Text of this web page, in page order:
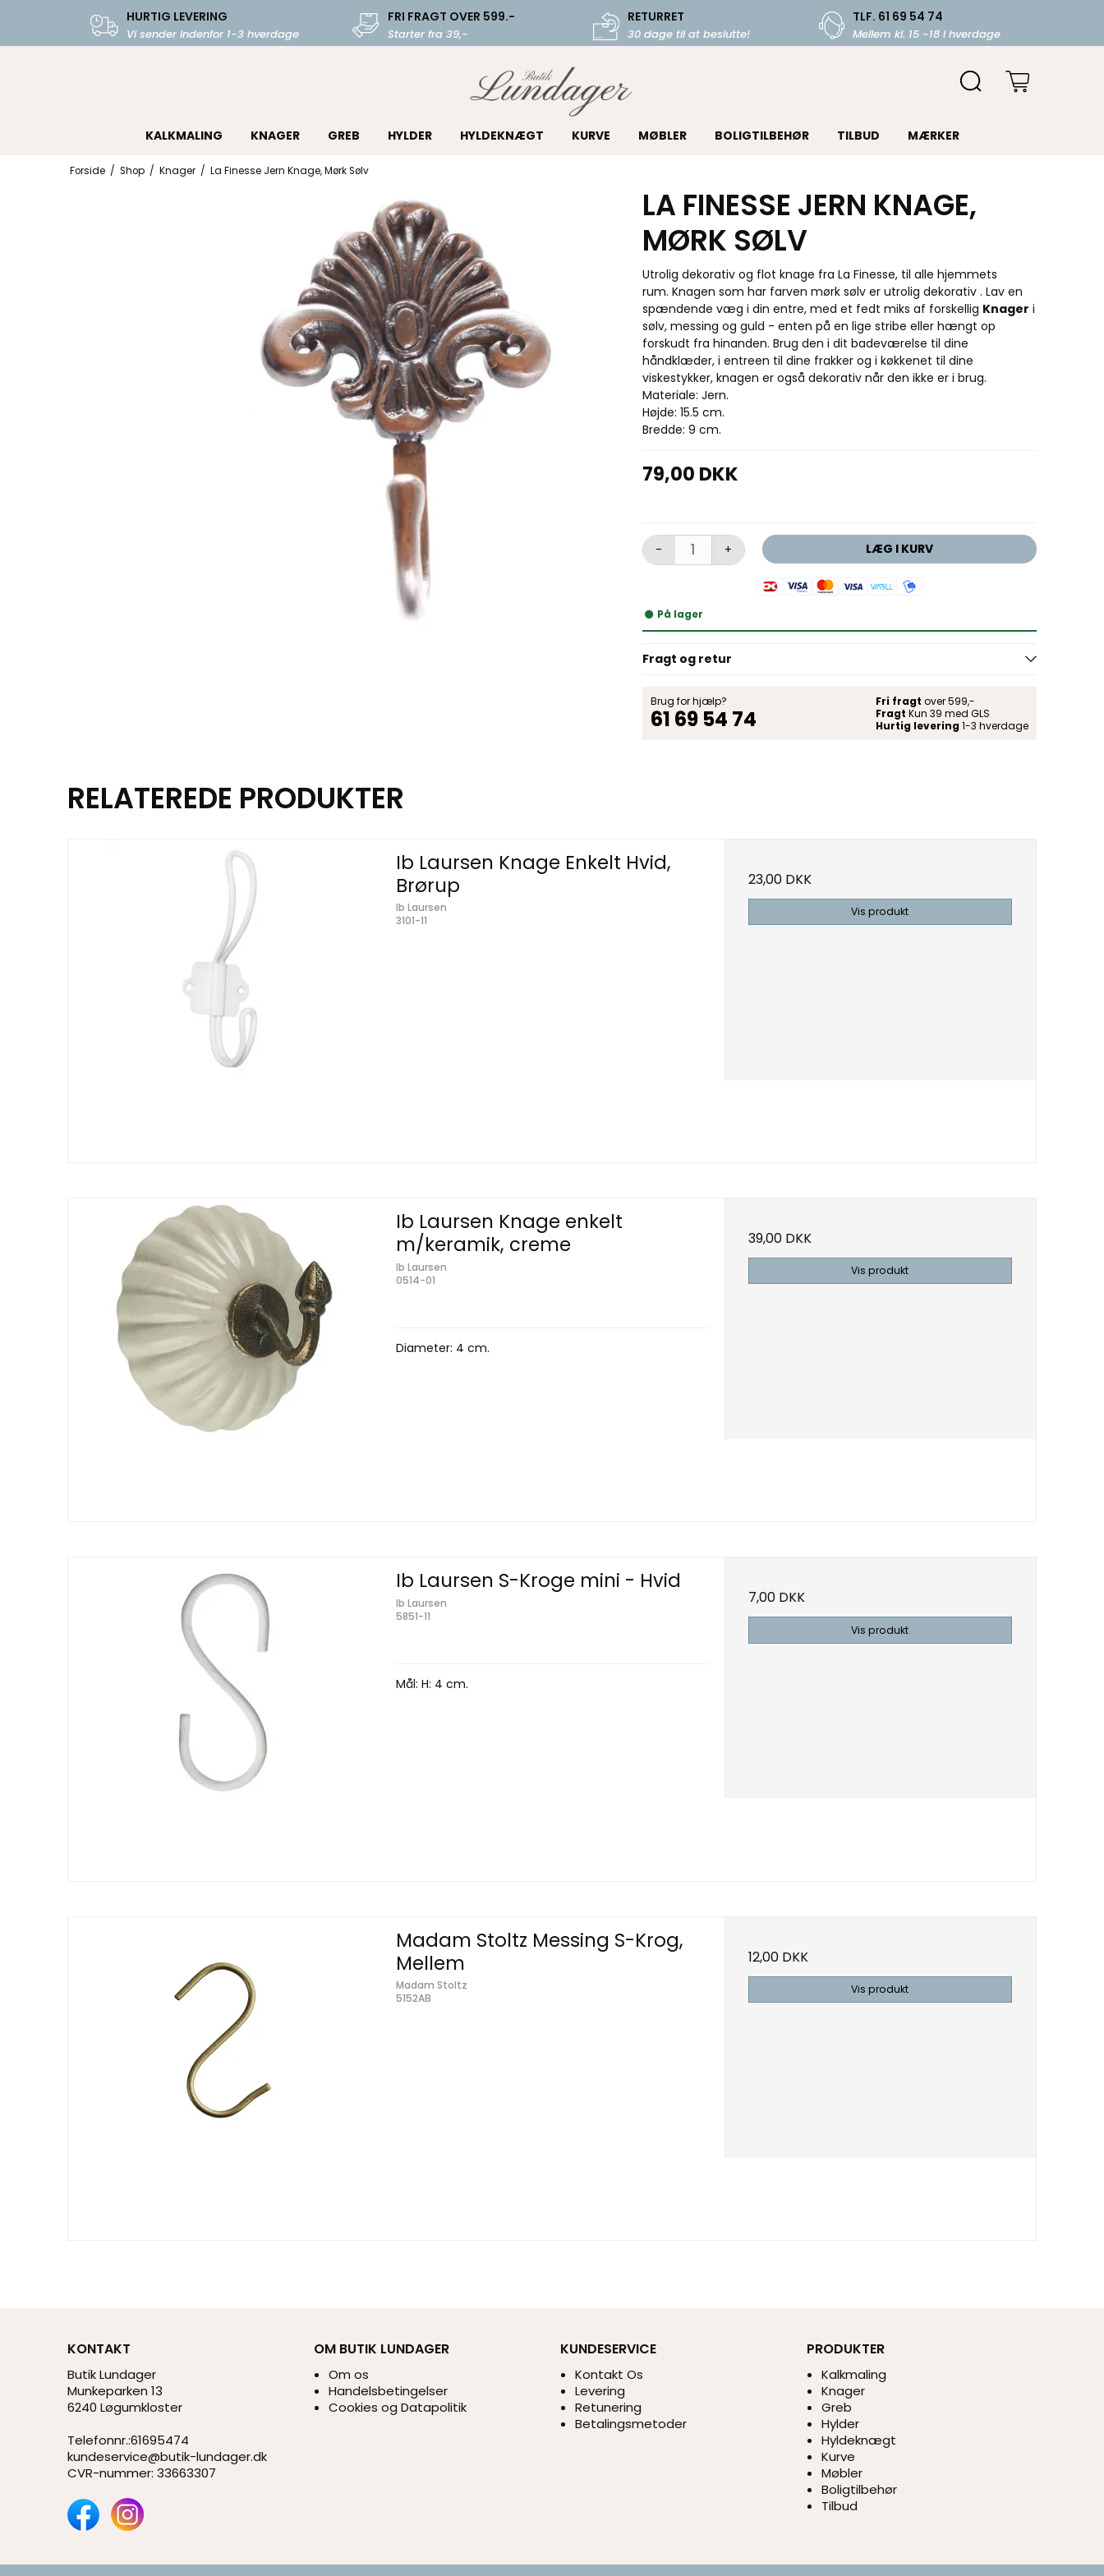
HURTIG LEVERING
Vi sender indenfor 1-3 hverdage
FRI FRAGT OVER 599.-
Starter fra 39,-
RETURRET
30 dage til at beslutte!
TLF. 61 69 54 74
Mellem kl. 15 -18 i hverdage
KALKMALING KNAGER GREB HYLDER HYLDEKNÆGT KURVE MØBLER BOLIGTILBEHØR TILBUD MÆRKER
Forside / Shop / Knager / La Finesse Jern Knage, Mørk Sølv
LA FINESSE JERN KNAGE,
MØRK SØLV
Utrolig dekorativ og flot knage fra La Finesse, til alle hjemmets
rum. Knagen som har farven mørk sølv er utrolig dekorativ . Lav en
spændende væg i din entre, med et fedt miks af forskellig Knager i
sølv, messing og guld - enten på en lige stribe eller hængt op
forskudt fra hinanden. Brug den i dit badeværelse til dine
håndklæder, i entreen til dine frakker og i køkkenet til dine
viskestykker, knagen er også dekorativ når den ikke er i brug.
Materiale: Jern.
Højde: 15.5 cm.
Bredde: 9 cm.
79,00 DKK
- + LÆG I KURV
På lager
Fragt og retur
Brug for hjælp?
61 69 54 74
Fri fragt over 599,-
Fragt Kun 39 med GLS
Hurtig levering 1-3 hverdage
RELATEREDE PRODUKTER
Ib Laursen Knage Enkelt Hvid,
Brørup
Ib Laursen
3101-11
23,00 DKK
Vis produkt
Ib Laursen Knage enkelt
m/keramik, creme
Ib Laursen
0514-01
Diameter: 4 cm.
39,00 DKK
Vis produkt
Ib Laursen S-Kroge mini - Hvid
Ib Laursen
5851-11
Mål: H: 4 cm.
7,00 DKK
Vis produkt
Madam Stoltz Messing S-Krog,
Mellem
Madam Stoltz
5152AB
12,00 DKK
Vis produkt
KONTAKT
Butik Lundager
Munkeparken 13
6240 Løgumkloster
Telefonnr.:61695474
kundeservice@butik-lundager.dk
CVR-nummer: 33663307
OM BUTIK LUNDAGER
Om os
Handelsbetingelser
Cookies og Datapolitik
KUNDESERVICE
Kontakt Os
Levering
Retunering
Betalingsmetoder
PRODUKTER
Kalkmaling
Knager
Greb
Hylder
Hyldeknægt
Kurve
Møbler
Boligtilbehør
Tilbud